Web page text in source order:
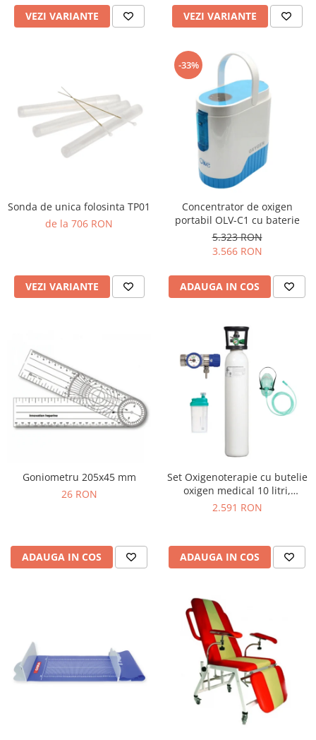
VEZI VARIANTE VEZI VARIANTE
Sonda de unica folosinta TP01
de la 706 RON
VEZI VARIANTE
-33%
Concentrator de oxigen
portabil OLV-C1 cu baterie
5.323 RON
3.566 RON
ADAUGA IN COS
Goniometru 205x45 mm
26 RON
ADAUGA IN COS
Set Oxigenoterapie cu butelie
oxigen medical 10 litri,
reductor de presiune,
2.591 RON
ADAUGA IN COS